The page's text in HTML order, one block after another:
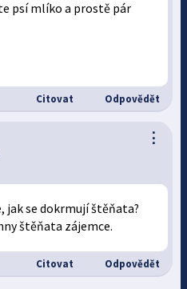
psí mlíko a prostě pár
Citovat Odpovědět
⋮
jak se dokrmují štěňata?
štěňata zájemce.
Citovat Odpovědět